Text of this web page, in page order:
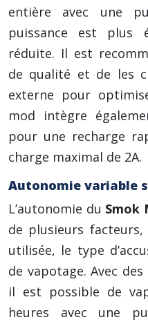
entière avec une
puissance est plus
réduite. Il est
de qualité et de les
externe pour
mod intègre
pour une recharge
charge maximal de 2A.
Autonomie variable
L’autonomie du Smok
de plusieurs
utilisée, le type
de vapotage. Avec des
il est possible de
heures avec une